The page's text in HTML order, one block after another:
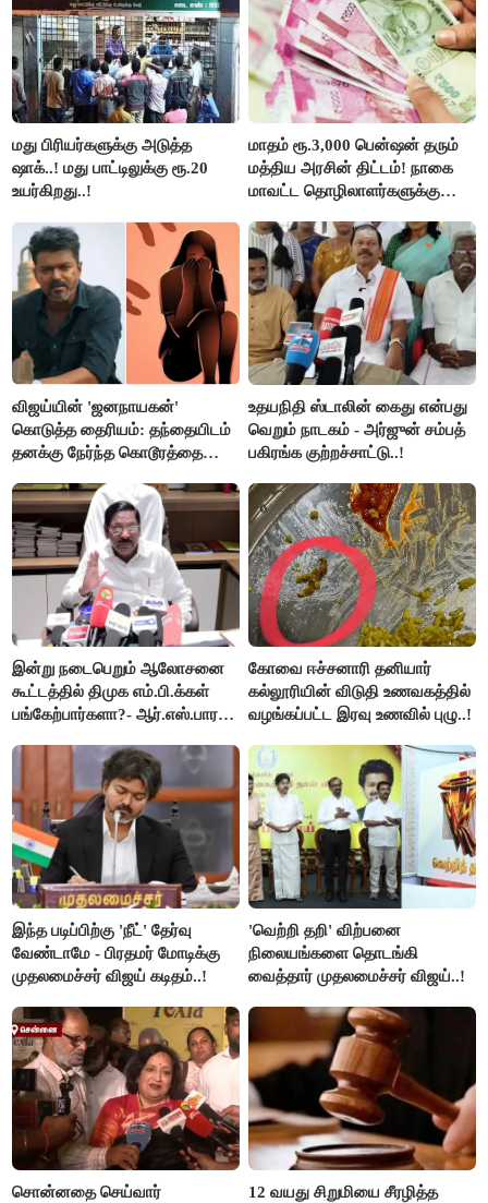
மது பிரியர்களுக்கு அடுத்த
ஷாக்..! மது பாட்டிலுக்கு ரூ.20
உயர்கிறது..!
மாதம் ரூ.3,000 பென்ஷன் தரும்
மத்திய அரசின் திட்டம்! நாகை
மாவட்ட தொழிலாளர்களுக்கு
செய்தி!
விஜய்யின் 'ஜனநாயகன்'
கொடுத்த தைரியம்: தந்தையிடம்
தனக்கு நேர்ந்த கொடூரத்தை
உதயநிதி ஸ்டாலின் கைது என்பது
வெறும் நாடகம் - அர்ஜுன் சம்பத்
பகிரங்க குற்றச்சாட்டு..!
இன்று நடைபெறும் ஆலோசனை
கூட்டத்தில் திமுக எம்.பி.க்கள்
பங்கேற்பார்களா?- ஆர்.எஸ்.பாரதி
கோவை ஈச்சனாரி தனியார்
கல்லூரியின் விடுதி உணவகத்தில்
வழங்கப்பட்ட இரவு உணவில் புழு..!
இந்த படிப்பிற்கு 'நீட்' தேர்வு
வேண்டாமே - பிரதமர் மோடிக்கு
முதலமைச்சர் விஜய் கடிதம்..!
'வெற்றி தறி' விற்பனை
நிலையங்களை தொடங்கி
வைத்தார் முதலமைச்சர் விஜய்..!
சொன்னதை செய்வார் 12 வயது சிறுமியை சீரழித்த